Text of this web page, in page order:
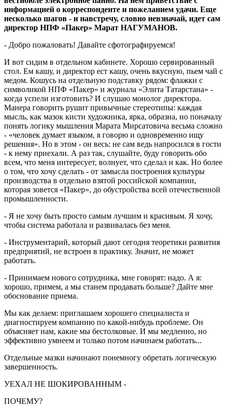
информацией о корреспонденте и пожеланием удачи. Еще
несколько шагов - и навстречу, словно невзначай, идет сам
директор НПФ «Пакер» Марат НАГУМАНОВ.
- Добро пожаловать! Давайте сфотографируемся!
И вот сидим в отдельном кабинете. Хорошо сервированный
стол. Ем кашу, и директор ест кашу, очень вкусную, пьем чай с
медом. Кошусь на отдельную подставку рядом: флажки с
символикой НПФ «Пакер» и журнала «Элита Татарстана» -
когда успели изготовить? И слушаю монолог директора.
Манера говорить рушит привычные стереотипы: каждая
мысль, как мазок кисти художника, ярка, образна, но поначалу
понять логику мышления Марата Мирсатовича весьма сложно
- «человек думает языком, я говорю и одновременно ищу
решения». Но в этом - он весь: не сам ведь напросился в гости
- к нему приехали. А раз так, слушайте, буду говорить обо
всем, что меня интересует, волнует, что сделал и как. Но более
о том, что хочу сделать - от замысла построения культуры
производства в отдельно взятой российской компании,
которая зовется «Пакер», до обустройства всей отечественной
промышленности.
- Я не хочу быть просто самым лучшим и красивым. Я хочу,
чтобы система работала и развивалась без меня.
- Инструментарий, который дают сегодня теоретики развития
предприятий, не встроен в практику. Значит, не может
работать.
- Принимаем нового сотрудника, мне говорят: надо. А я:
хорошо, примем, а мы станем продавать больше? Дайте мне
обоснование приема.
Мы как делаем: приглашаем хорошего специалиста и
диагностируем компанию по какой-нибудь проблеме. Он
объясняет нам, какие мы бестолковые. И мы медленно, но
эффективно умнеем и только потом начинаем работать...
Отдельные мазки начинают понемногу обретать логическую
завершенность.
УЕХАЛ НЕ ШОКИРОВАННЫМ -
ПОЧЕМУ?